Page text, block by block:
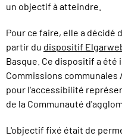
un objectif à atteindre.
Pour ce faire, elle a décidé
partir du dispositif
Basque. Ce dispositif a été
Commissions
pour l'accessibilité
de la Communauté
L'objectif fixé était de